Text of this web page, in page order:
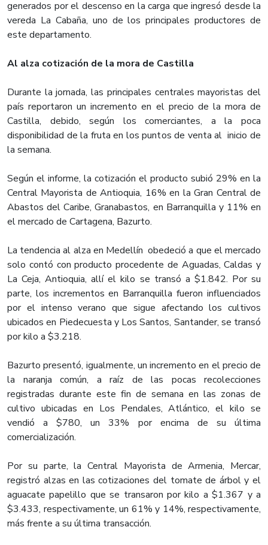
generados por el descenso en la carga que ingresó desde la
vereda La Cabaña, uno de los principales productores de
este departamento.
Al alza cotización de la mora de Castilla
Durante la jornada, las principales centrales mayoristas del
país reportaron un incremento en el precio de la mora de
Castilla, debido, según los comerciantes, a la poca
disponibilidad de la fruta en los puntos de venta al inicio de
la semana.
Según el informe, la cotización el producto subió 29% en la
Central Mayorista de Antioquia, 16% en la Gran Central de
Abastos del Caribe, Granabastos, en Barranquilla y 11% en
el mercado de Cartagena, Bazurto.
La tendencia al alza en Medellín obedeció a que el mercado
solo contó con producto procedente de Aguadas, Caldas y
La Ceja, Antioquia, allí el kilo se transó a $1.842. Por su
parte, los incrementos en Barranquilla fueron influenciados
por el intenso verano que sigue afectando los cultivos
ubicados en Piedecuesta y Los Santos, Santander, se transó
por kilo a $3.218.
Bazurto presentó, igualmente, un incremento en el precio de
la naranja común, a raíz de las pocas recolecciones
registradas durante este fin de semana en las zonas de
cultivo ubicadas en Los Pendales, Atlántico, el kilo se
vendió a $780, un 33% por encima de su última
comercialización.
Por su parte, la Central Mayorista de Armenia, Mercar,
registró alzas en las cotizaciones del tomate de árbol y el
aguacate papelillo que se transaron por kilo a $1.367 y a
$3.433, respectivamente, un 61% y 14%, respectivamente,
más frente a su última transacción.